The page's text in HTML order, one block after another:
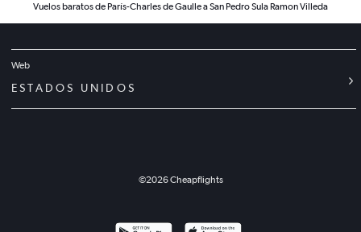
Vuelos baratos de París-Charles de Gaulle a San Pedro Sula Ramon Villeda
Web
ESTADOS UNIDOS
©2026Cheapflights